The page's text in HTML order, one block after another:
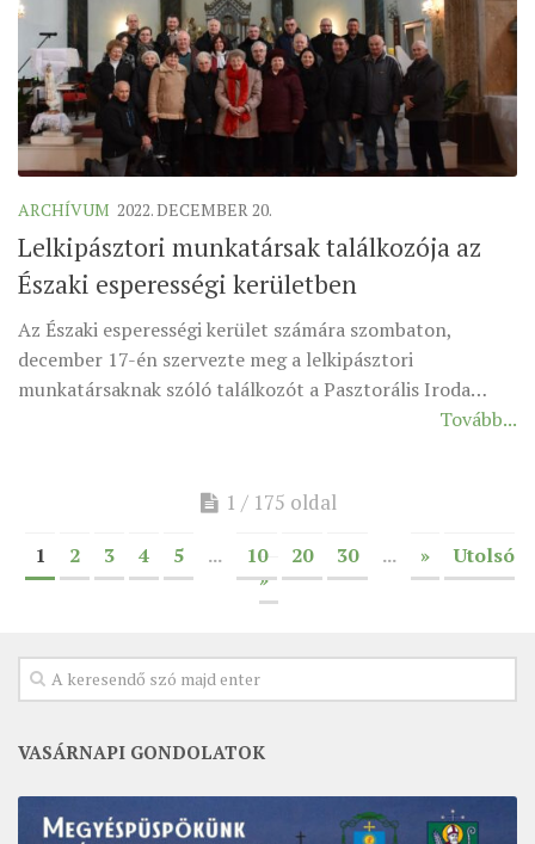
ARCHÍVUM 2022. DECEMBER 20.
Lelkipásztori munkatársak találkozója az
Északi esperességi kerületben
Az Északi esperességi kerület számára szombaton,
december 17-én szervezte meg a lelkipásztori
munkatársaknak szóló találkozót a Pasztorális Iroda…
Tovább...
1 / 175 oldal
1 2 3 4 5 ... 10 20 30 ... »
Utolsó
»
VASÁRNAPI GONDOLATOK